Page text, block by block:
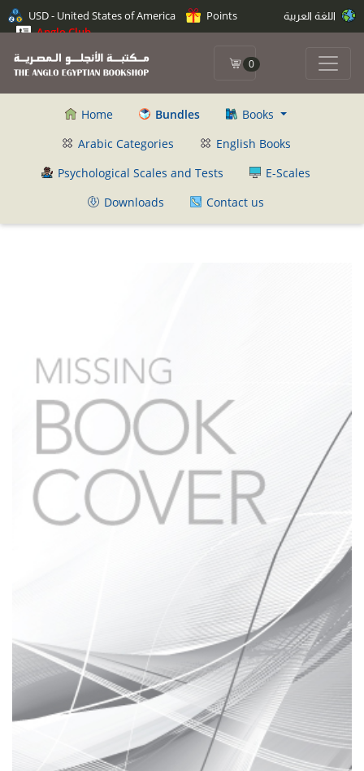
USD - United States of America
Points
Anglo Club
0
Home Bundles
Books
Arabic Categories
English Books
Psychological Scales and Tests
E-Scales
Downloads
Contact us